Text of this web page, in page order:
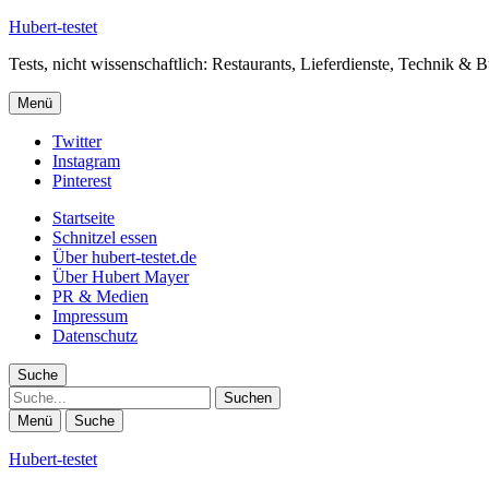
Hubert-testet
Tests, nicht wissenschaftlich: Restaurants, Lieferdienste, Technik &
Menü
Twitter
Instagram
Pinterest
Startseite
Schnitzel essen
Über hubert-testet.de
Über Hubert Mayer
PR & Medien
Impressum
Datenschutz
Suche
Suche
Menü Suche
Hubert-testet